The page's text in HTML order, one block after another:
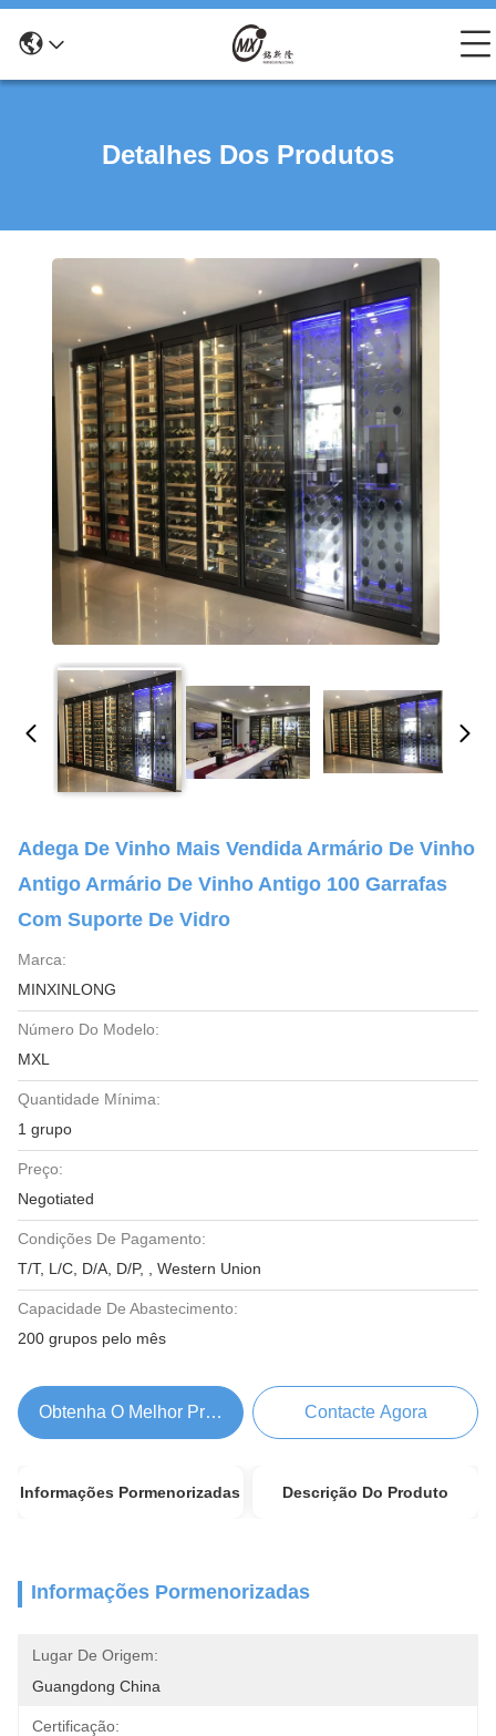
Detalhes Dos Produtos
Adega De Vinho Mais Vendida Armário De Vinho
Antigo Armário De Vinho Antigo 100 Garrafas
Com Suporte De Vidro
Marca:
MINXINLONG
Número Do Modelo:
MXL
Quantidade Mínima:
1 grupo
Preço:
Negotiated
Condições De Pagamento:
T/T, L/C, D/A, D/P, , Western Union
Capacidade De Abastecimento:
200 grupos pelo mês
Obtenha O Melhor Preço Contacte Agora
Informações Pormenorizadas Descrição Do Produto
Informações Pormenorizadas
Lugar De Origem:
Guangdong China
Certificação: